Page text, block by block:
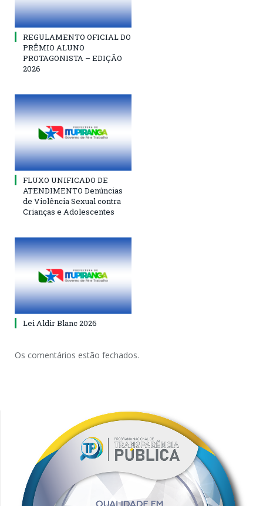
REGULAMENTO OFICIAL DO
PRÊMIO ALUNO
PROTAGONISTA – EDIÇÃO
2026
FLUXO UNIFICADO DE
ATENDIMENTO Denúncias
de Violência Sexual contra
Crianças e Adolescentes
Lei Aldir Blanc 2026
Os comentários estão fechados.